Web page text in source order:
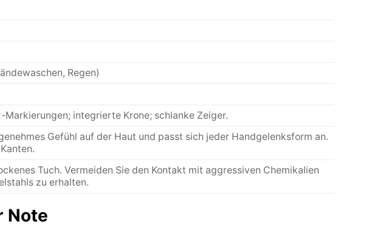
Regen)
integrierte Krone; schlanke Zeiger.
Gefühl auf der Haut und passt sich jeder Handgelenksform an.
Tuch. Vermeiden Sie den Kontakt mit aggressiven Chemikalien
zu erhalten.
Note